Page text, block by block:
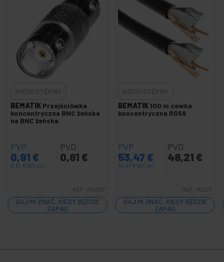
Karta dźwiękowa i adapter
Akcesoria do GoPro
+
Bezprzewodowy przewodnik audio
+
Kamery CCTV i akcesoria
Ekran projekcyjny i projektor
+
DisplayPort wideo HDMI DVI VGA SDI
+
Fotografia +
+
Bezpieczeństwo,
alarmy i kontrola
+
BEMATIK Przejściówka
koncentryczna BNC żeńska
na BNC żeńska
PVP
0,91 €
0,91 €VAT inc.
PVD
0,81 €
REF: RC007
DAJ MI ZNAĆ, KIEDY BĘDZIE
ZAPAS
BEMATIK100 m cewka
koncentryczna RG59
PVP
53,47€
53,47 €VAT inc.
PVD
48,21 €
REF: RC011
DAJ MI ZNAĆ, KIEDY BĘDZIE
ZAPAS